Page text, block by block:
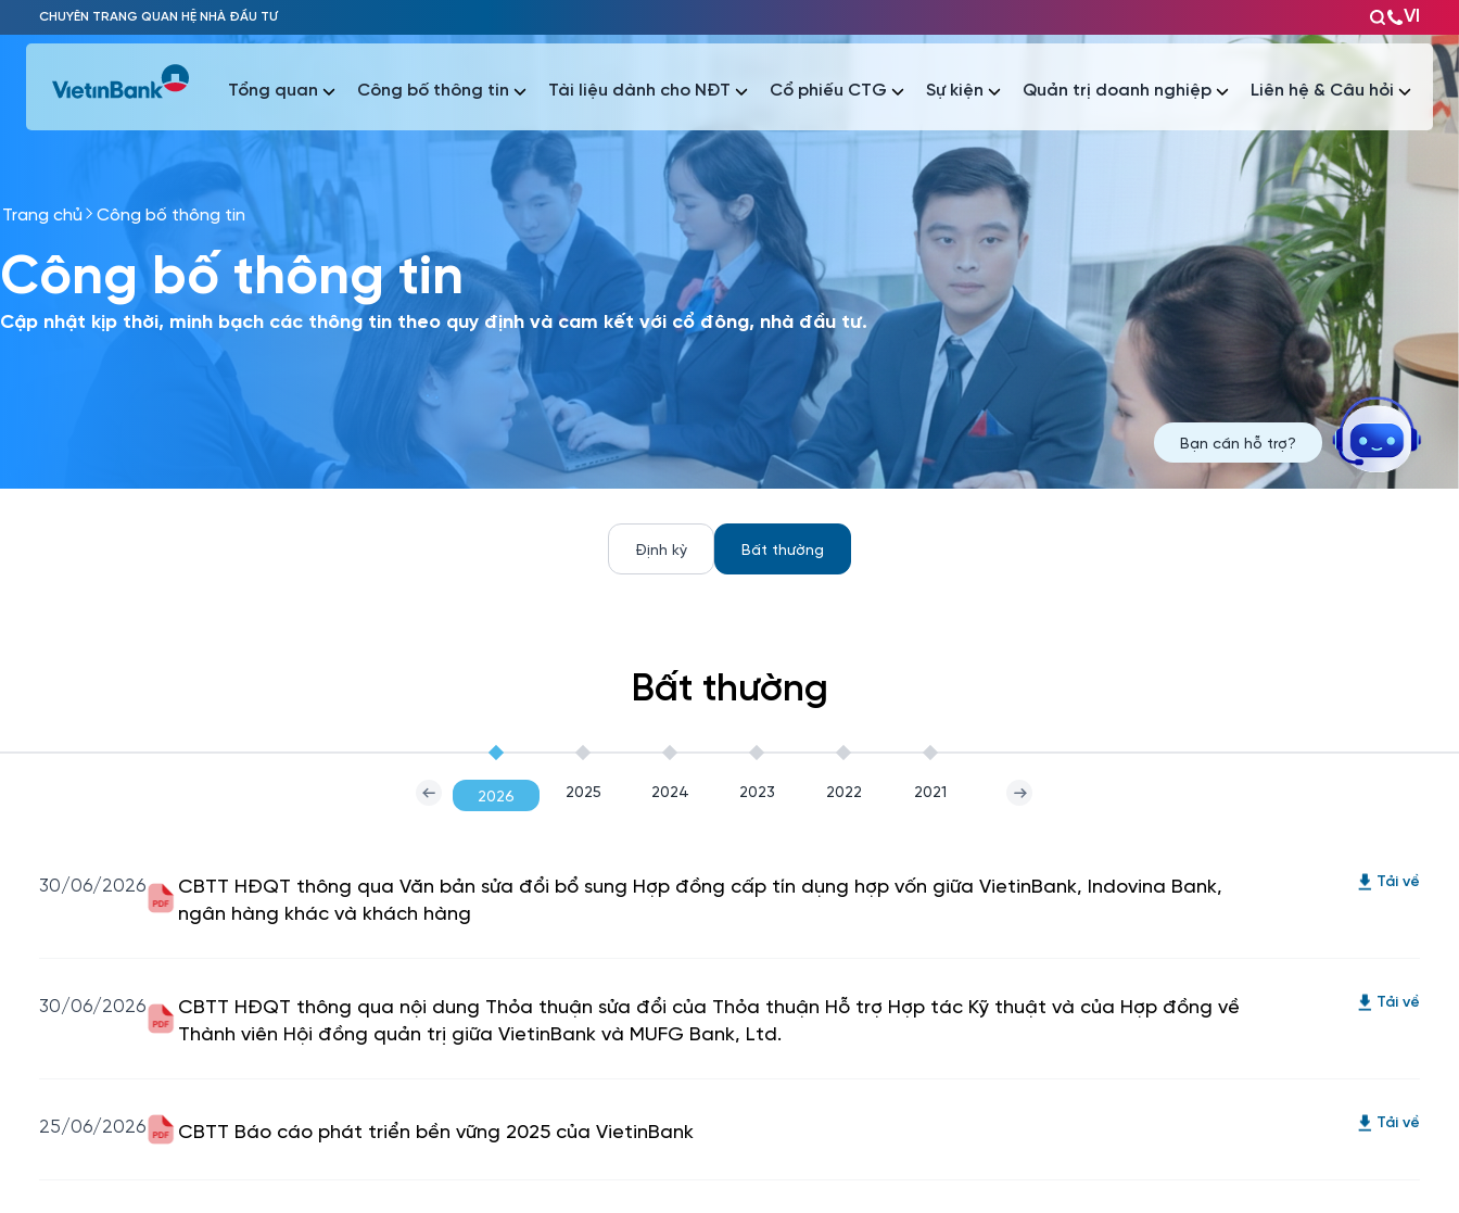
Skip to Main Content
CHUYÊN TRANG QUAN HỆ NHÀ ĐẦU TƯ VI
Phổ biến nhất
Báo cáo tài chính Thông tin giao dịch Công bố thông tin Sự kiện Tài liệu
Tổng quan Công bố thông tin Tài liệu dành cho NĐT Cổ phiếu CTG Sự kiện Quản trị doanh nghiệp Liên hệ & Câu hỏi
Báo cáo tài chính Thông tin giao dịch Công bố thông tin
Trang chủ Công bố thông tin
Công bố thông tin
Cập nhật kịp thời, minh bạch các thông tin theo quy định và cam kết với cổ đông, nhà đầu tư.
Định kỳ Bất thường
Bất thường
2026 2025 2024 2023 2022 2021
30/06/2026
CBTT HĐQT thông qua Văn bản sửa đổi bổ sung Hợp đồng cấp tín dụng hợp vốn giữa VietinBank, Indovina Bank,
ngân hàng khác và khách hàng
Tải về
30/06/2026
CBTT HĐQT thông qua nội dung Thỏa thuận sửa đổi của Thỏa thuận Hỗ trợ Hợp tác Kỹ thuật và của Hợp đồng về
Thành viên Hội đồng quản trị giữa VietinBank và MUFG Bank, Ltd.
Tải về
25/06/2026 CBTT Báo cáo phát triển bền vững 2025 của VietinBank Tải về
Bạn cần hỗ trợ?